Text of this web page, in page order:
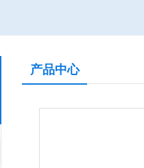
产品中心